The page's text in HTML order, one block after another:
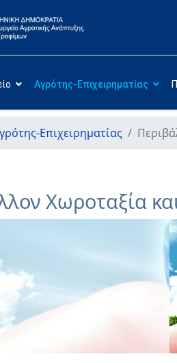
Αγρότης-Επιχειρηματίας
Επιχειρηματίας
Χωροταξία